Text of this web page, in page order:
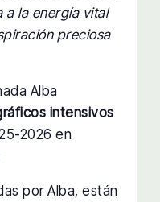
a la energía vital
preciosa
Alba
intensivos
2026 en
por Alba, están